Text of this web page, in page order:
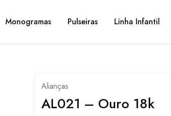
Monogramas Pulseiras Linha Infantil
Alianças
AL021 – Ouro 18k